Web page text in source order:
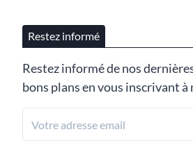
Restez informé
Restez informé de nos
bons plans en vous inscrivant